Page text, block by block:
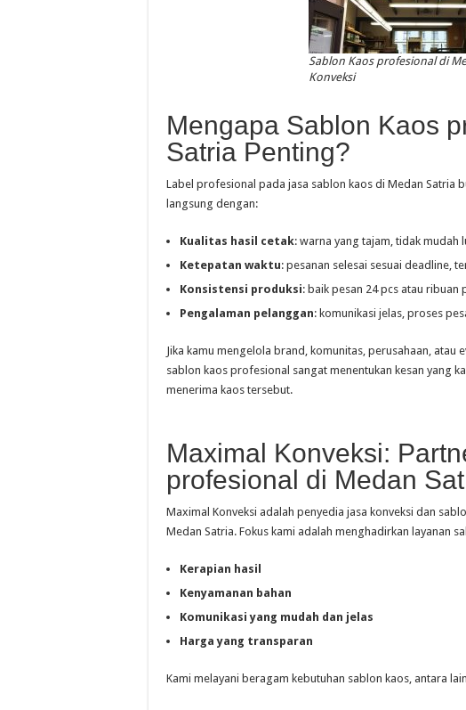
Sablon Kaos profesional di
Konveksi
Mengapa Sablon Kaos
Satria Penting?
Label profesional pada jasa sablon kaos di Medan Satria
langsung dengan:
Kualitas hasil cetak: warna yang tajam, tidak mudah
Ketepatan waktu: pesanan selesai sesuai deadline,
Konsistensi produksi: baik pesan 24 pcs atau ribuan
Pengalaman pelanggan: komunikasi jelas, proses
Jika kamu mengelola brand, komunitas, perusahaan, atau
sablon kaos profesional sangat menentukan kesan yang
menerima kaos tersebut.
Maximal Konveksi:
profesional di Medan
Maximal Konveksi adalah penyedia jasa konveksi dan
Medan Satria. Fokus kami adalah menghadirkan layanan
Kerapian hasil
Kenyamanan bahan
Komunikasi yang mudah dan jelas
Harga yang transparan
Kami melayani beragam kebutuhan sablon kaos, antara